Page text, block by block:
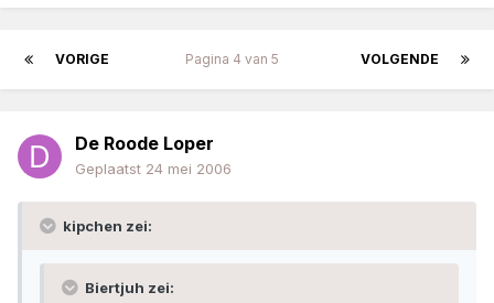
VORIGE VOLGENDE
Pagina 4 van 5
De Roode Loper
Geplaatst 24 mei 2006
kipchen zei:
Biertjuh zei: